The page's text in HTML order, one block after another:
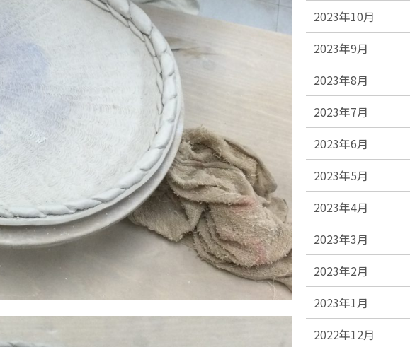
2023年10月
2023年9月
2023年8月
2023年7月
2023年6月
2023年5月
2023年4月
2023年3月
2023年2月
2023年1月
2022年12月